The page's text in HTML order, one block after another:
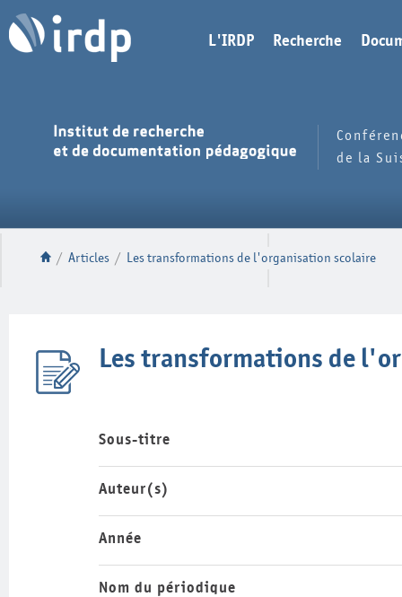
L'IRDP Recherche
de la
/ Articles / Les transformations de l'organisation scolaire
Les transformations de
Sous-titre
Auteur(s)
Année
Nom du périodique